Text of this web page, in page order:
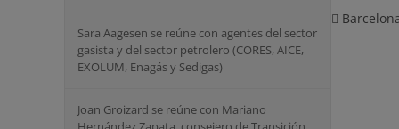
Sara Aagesen se reúne con agentes del sector
gasista y del sector petrolero (CORES, AICE,
⁠EXOLUM, Enagás y Sedigas)
Joan Groizard se reúne con Mariano